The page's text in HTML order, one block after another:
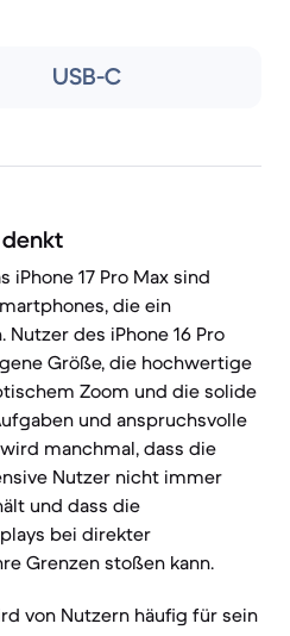
USB-C
iPhone 17 Pro Max sind
die ein
des iPhone 16 Pro
Größe, die hochwertige
Zoom und die solide
und anspruchsvolle
manchmal, dass die
Nutzer nicht immer
und dass die
bei direkter
Grenzen stoßen kann.
von Nutzern häufig für sein